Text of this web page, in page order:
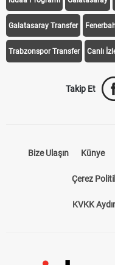
Galatasaray Transfer
Trabzonspor Transfer Canlı
Takip Et
Bize Ulaşın Künye
Çerez
KVKK